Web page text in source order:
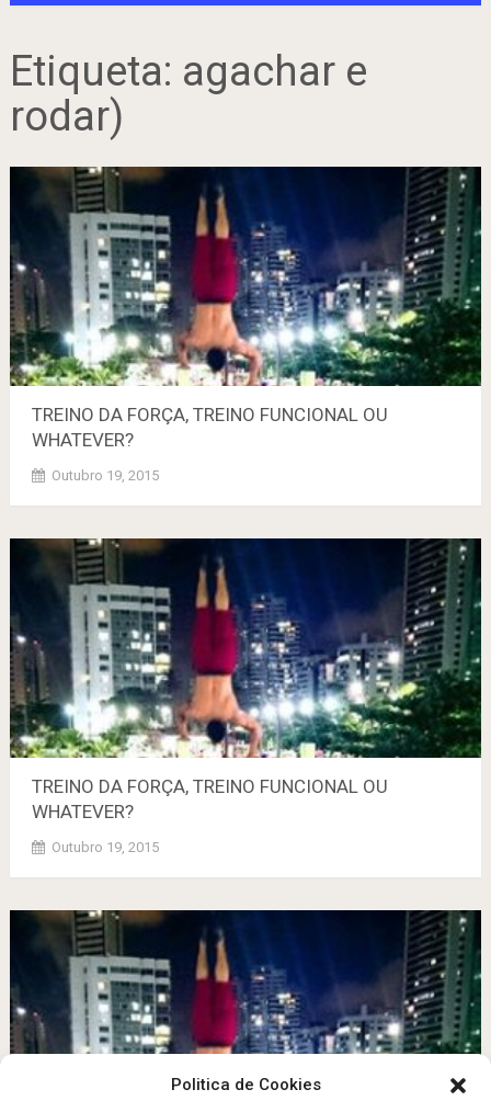
Politica de Cookies
Etiqueta: agachar e
rodar)
TREINO DA FORÇA, TREINO FUNCIONAL OU
WHATEVER?
Outubro 19, 2015
TREINO DA FORÇA, TREINO FUNCIONAL OU
WHATEVER?
Outubro 19, 2015